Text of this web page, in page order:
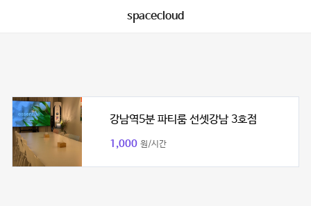
spacecloud
강남역5분 파티룸 선셋강남 3호점
1,000 원/시간